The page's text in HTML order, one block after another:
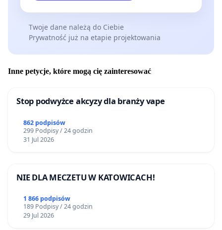
Twoje dane należą do Ciebie
Prywatność już na etapie projektowania
Inne petycje, które mogą cię zainteresować
Stop podwyżce akcyzy dla branży vape
862 podpisów
299 Podpisy / 24 godzin
31 Jul 2026
NIE DLA MECZETU W KATOWICACH!
1 866 podpisów
189 Podpisy / 24 godzin
29 Jul 2026